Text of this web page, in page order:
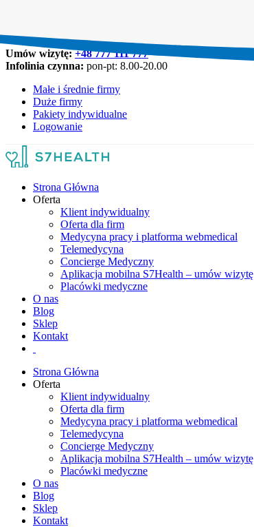
Umów wizytę:+48 777 111 777
Infolinia czynna: pon-pt: 8.00-20.00
Małe i średnie firmy
Duże firmy
Pakiety indywidualne
Logowanie
Strona Główna
Oferta
Klient indywidualny
Oferta dla firm
Medycyna pracy i platforma webmedical
Telemedycyna
Concierge Medyczny
Aplikacja mobilna S7Health – umów wizytę
Placówki medyczne
O nas
Blog
Sklep
Kontakt
Strona Główna
Oferta
Klient indywidualny
Oferta dla firm
Medycyna pracy i platforma webmedical
Telemedycyna
Concierge Medyczny
Aplikacja mobilna S7Health – umów wizytę
Placówki medyczne
O nas
Blog
Sklep
Kontakt